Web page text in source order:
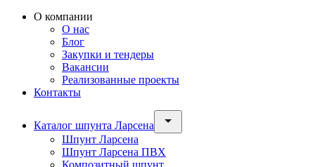
О компании
О нас
Блог
Закупки и тендеры
Вакансии
Реализованные проекты
Контакты
Каталог шпунта Ларсена
Шпунт Ларсена
Шпунт Ларсена ПВХ